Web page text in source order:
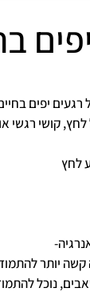
יפים
קושי רגשי או
לחץ
קשה יותר
נוכל